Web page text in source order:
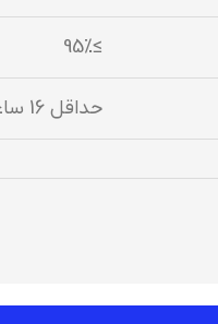
≥95٪
حداقل 16 ساعت در سال